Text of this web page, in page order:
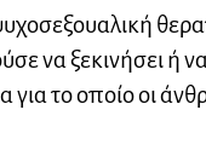
να ξεκινήσει ή να
για το οποίο οι